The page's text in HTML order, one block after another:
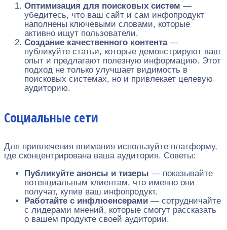
Оптимизация для поисковых систем —
убедитесь, что ваш сайт и сам инфопродукт
наполнены ключевыми словами, которые
активно ищут пользователи.
Создание качественного контента—
публикуйте статьи, которые демонстрируют ваш
опыт и предлагают полезную информацию. Этот
подход не только улучшает видимость в
поисковых системах, но и привлекает целевую
аудиторию.
Социальные сети
Для привлечения внимания используйте платформу,
где сконцентрирована ваша аудитория. Советы:
Публикуйте анонсы и тизеры — показывайте
потенциальным клиентам, что именно они
получат, купив ваш инфопродукт.
Работайте с инфлюенсерами — сотрудничайте
с лидерами мнений, которые смогут рассказать
о вашем продукте своей аудитории.